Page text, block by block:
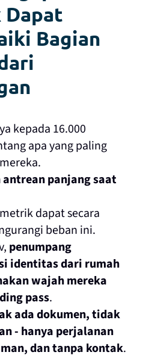
Bagian
kepada 16.000
apa yang paling
panjang saat
dapat secara
beban ini.
penumpang
identitas dari rumah
wajah mereka
pass.
ada dokumen, tidak
- hanya perjalanan
dan tanpa kontak.